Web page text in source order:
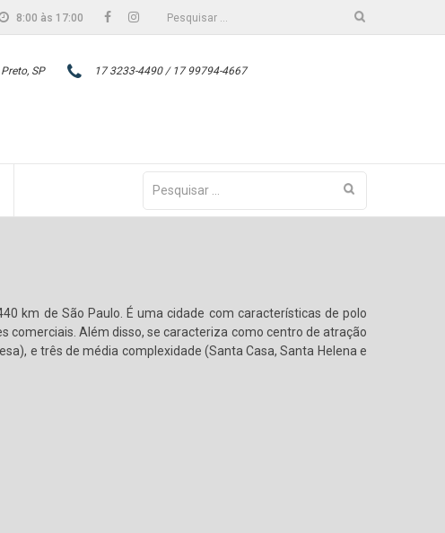
8:00 às 17:00 FacebookInstagram
Pesquisar
SP
17 3233-4490 / 17 99794-4667
por:
km de São Paulo. É uma cidade com características de polo
comerciais. Além disso, se caracteriza como centro de atração
e três de média complexidade (Santa Casa, Santa Helena e